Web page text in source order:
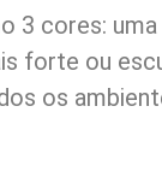
3 cores:
forte ou
os